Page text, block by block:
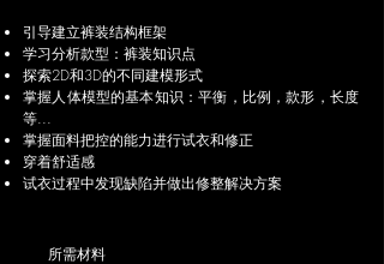
引导建立裤装结构框架
学习分析款型：裤装知识点
探索2D和3D的不同建模形式
掌握人体模型的基本知识：平衡，比例，款形，长度
等...
掌握面料把控的能力进行试衣和修正
穿着舒适感
试衣过程中发现缺陷并做出修整解决方案
所需材料